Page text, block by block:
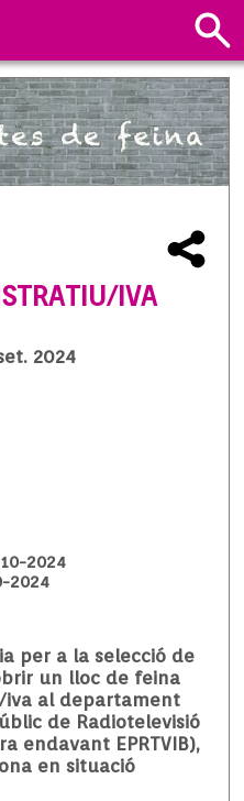
IVA
2024
2024
2024
per a la selecció de
un lloc de feina
iva al departament
de Radiotelevisió
endavant EPRTVIB),
en situació